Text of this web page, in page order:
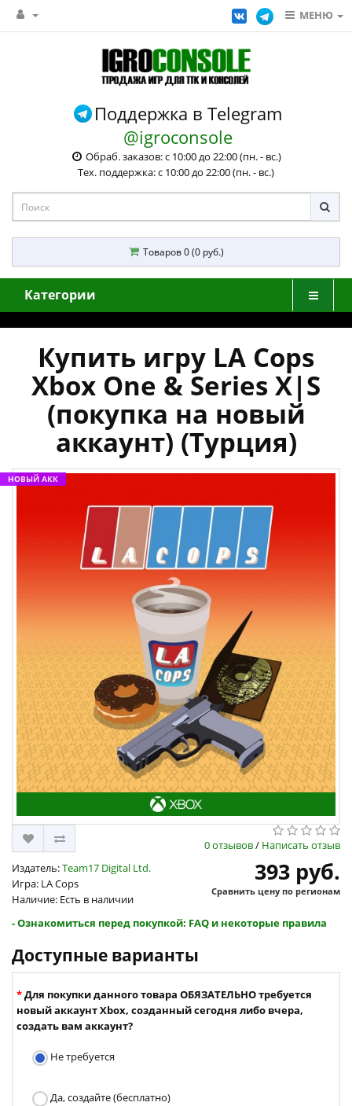
МЕНЮ
Поддержка в Telegram
@igroconsole
Обраб. заказов: с 10:00 до 22:00 (пн. - вс.)
Тех. поддержка: с 10:00 до 22:00 (пн. - вс.)
Товаров 0 (0 руб.)
Категории
Купить игру LA Cops
Xbox One & Series X|S
(покупка на новый
аккаунт) (Турция)
НОВЫЙ АКК
0 отзывов/ Написать отзыв
Издатель:Team17 Digital Ltd.
Игра: LA Cops
Наличие: Есть в наличии
393 руб.
Сравнить цену по регионам
- Ознакомиться перед покупкой: FAQ и некоторые правила
Доступные варианты
Для покупки данного товара ОБЯЗАТЕЛЬНО требуется
новый аккаунт Xbox, созданный сегодня либо вчера,
создать вам аккаунт?
Не требуется
Да, создайте (бесплатно)